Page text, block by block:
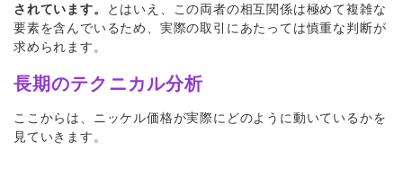
されています。
とはいえ、この両者の相互関係は極めて複雑な
要素を含んでいるため、実際の取引にあたっては慎重な判断が
求められます。
長期のテクニカル分析
ここからは、ニッケル価格が実際にどのように動いているかを
見ていきます。